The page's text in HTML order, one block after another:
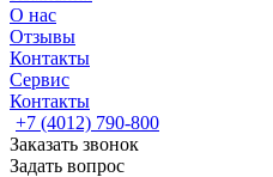
О нас
Отзывы
Контакты
Сервис
Контакты
+7 (4012) 790-800
Заказать звонок
Задать вопрос